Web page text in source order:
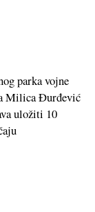
parka vojne
Milica Đurđević
uložiti 10